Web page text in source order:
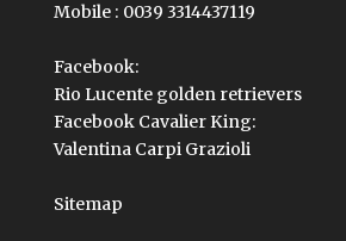
Mobile : 0039 3314437119
Facebook:
Rio Lucente golden retrievers
Facebook Cavalier King:
Valentina Carpi Grazioli
Sitemap